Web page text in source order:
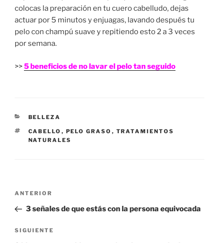
colocas la preparación en tu cuero cabelludo, dejas
actuar por 5 minutos y enjuagas, lavando después tu
pelo con champú suave y repitiendo esto 2 a 3 veces
por semana.
>>5 beneficios de no lavar el pelo tan seguido
CATEGORÍAS
BELLEZA
ETIQUETAS
CABELLO , PELO GRASO , TRATAMIENTOS
NATURALES
Navegación
entradas
Entrada
anterior:
ANTERIOR
3 señales de que estás con la persona equivocada
Siguiente
SIGUIENTE